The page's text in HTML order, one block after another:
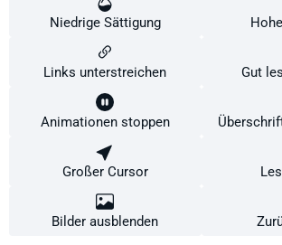
Niedrige Sättigung
Links unterstreichen Gut
Animationen stoppen
Großer Cursor
Bilder ausblenden
Diese Website verwendet Cookies, um eine
Alle Cookies akzeptieren